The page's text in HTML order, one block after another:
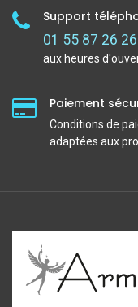
Support
01 55 87 26 26
aux heures
Paiement
Conditions de
adaptées aux